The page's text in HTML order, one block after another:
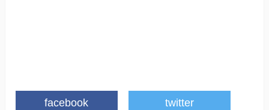
facebook twitter